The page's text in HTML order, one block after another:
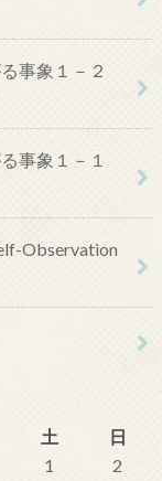
事象１－２
事象１－１
Observation
土
日
1
2